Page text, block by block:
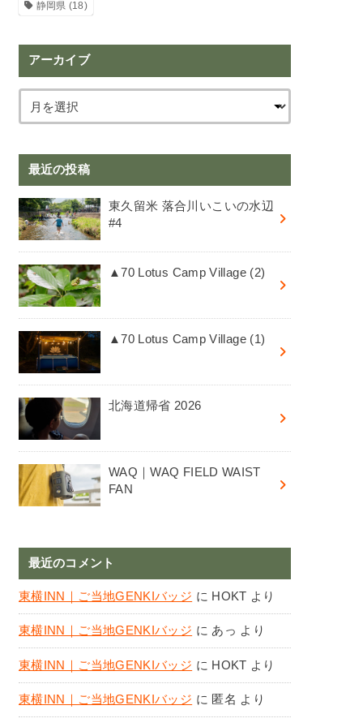
静岡県 (18)
アーカイブ
最近の投稿
東久留米 落合川いこいの水辺
#4
▲70 Lotus Camp Village (2)
▲70 Lotus Camp Village (1)
北海道帰省 2026
WAQ｜WAQ FIELD WAIST
FAN
最近のコメント
東横INN｜ご当地GENKIバッジ に HOKT より
東横INN｜ご当地GENKIバッジ に あっ より
東横INN｜ご当地GENKIバッジ に HOKT より
東横INN｜ご当地GENKIバッジ に 匿名 より